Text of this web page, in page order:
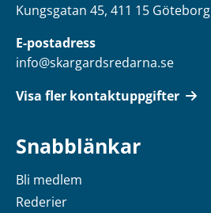
Kungsgatan 45, 411 15 Göteborg
E-postadress
info@skargardsredarna.se
Visa fler kontaktuppgifter
Snabblänkar
Bli medlem
Rederier